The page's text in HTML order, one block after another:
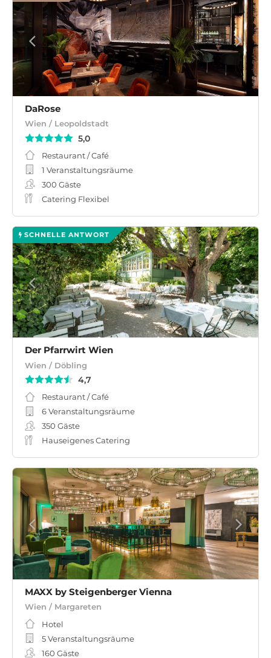
DaRose
Wien / Leopoldstadt
5,0
Restaurant / Café
1 Veranstaltungsräume
300 Gäste
Catering Flexibel
SCHNELLE ANTWORT
Der Pfarrwirt Wien
Wien / Döbling
4,7
Restaurant / Café
6 Veranstaltungsräume
350 Gäste
Hauseigenes Catering
MAXX by Steigenberger Vienna
Wien / Margareten
Hotel
5 Veranstaltungsräume
160 Gäste